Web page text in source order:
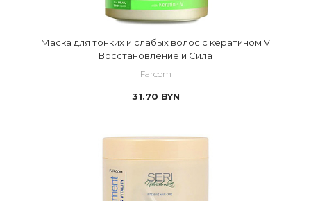
Маска для тонких и слабых волос с кератином V
Восстановление и Сила
Farcom
31.70 BYN